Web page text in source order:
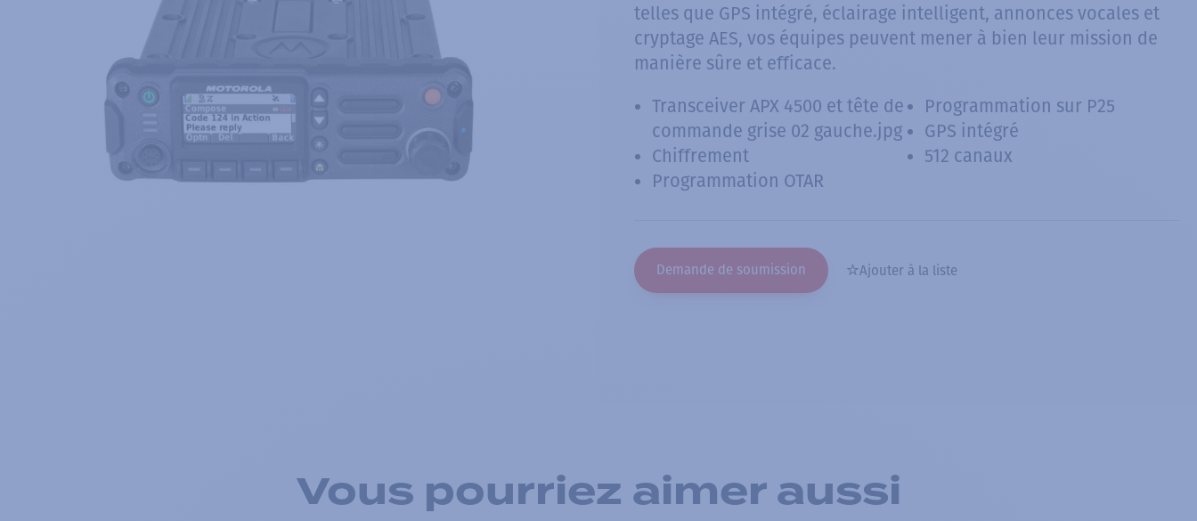
telles que GPS intégré, éclairage intelligent, annonces vocales et
cryptage AES, vos équipes peuvent mener à bien leur mission de
manière sûre et efficace.
Transceiver APX 4500 et tête de
commande grise 02 gauche.jpg
Chiffrement
Programmation OTAR
Programmation sur P25
GPS intégré
512 canaux
Demande de soumission Ajouter à la liste
Vous pourriez aimer aussi